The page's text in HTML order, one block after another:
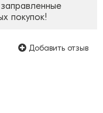
покупок!
Добавить отзыв